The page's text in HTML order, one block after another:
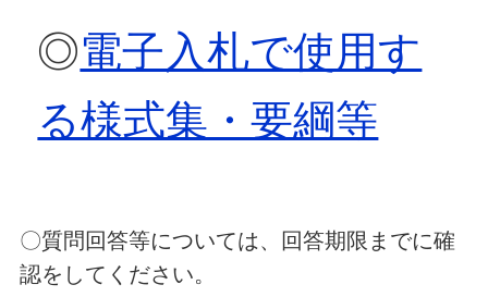
◎電子入札で使用す
る様式集・要綱等
〇質問回答等については、回答期限までに確
認をしてください。